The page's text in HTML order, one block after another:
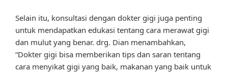
Selain itu, konsultasi dengan dokter gigi juga penting
untuk mendapatkan edukasi tentang cara merawat gigi
dan mulut yang benar. drg. Dian menambahkan,
“Dokter gigi bisa memberikan tips dan saran tentang
cara menyikat gigi yang baik, makanan yang baik untuk